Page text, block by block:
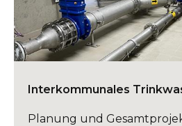
Interkommunales
Planung und